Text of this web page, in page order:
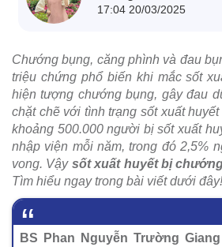
17:04 20/03/2025
Chướng bụng, căng phình và đau
triệu chứng phổ biến khi mắc sốt
hiện tượng chướng bụng, gây đau
chặt chẽ với tình trạng sốt xuất
khoảng 500.000 người bị sốt xuất
nhập viện mỗi năm, trong đó 2,5%
vong. Vậy sốt xuất huyết bị
Tìm hiểu ngay trong bài viết dưới đây!
BS Phan Nguyễn Trường